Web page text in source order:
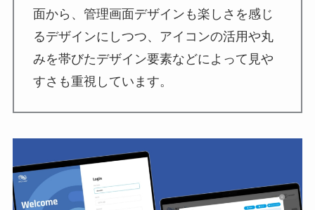
面から、管理画面デザインも楽しさを感じ
るデザインにしつつ、アイコンの活用や丸
みを帯びたデザイン要素などによって見や
すさも重視しています。